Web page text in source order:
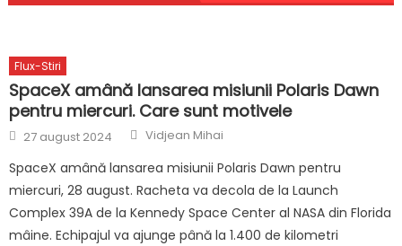
Flux-Stiri
SpaceX amână lansarea misiunii Polaris Dawn
pentru miercuri. Care sunt motivele
Posted
on
27 august 2024 Author
Vidjean Mihai
SpaceX amână lansarea misiunii Polaris Dawn pentru
miercuri, 28 august. Racheta va decola de la Launch
Complex 39A de la Kennedy Space Center al NASA din Florida
mâine. Echipajul va ajunge până la 1.400 de kilometri